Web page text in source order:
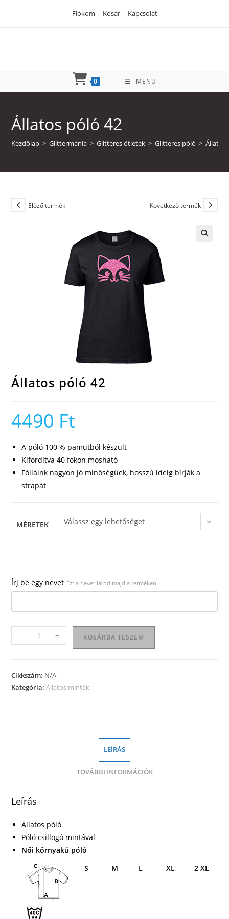
Fiókom Kosár Kapcsolat
0 MENÜ
Állatos póló 42
Kezdőlap > Glittermánia > Glitteres ötletek > Glitteres póló > Állatos
Előző termék Következő termék
Állatos póló 42
4490 Ft
A póló 100 % pamutból készült
Kifordítva 40 fokon mosható
Fóliáink nagyon jó minőségűek, hosszú ideig bírják a
strapát
MÉRETEK Válassz egy lehetőséget
Írj be egy nevet Ezt a nevet látod majd a terméken
póló
mennyiség
- + KOSÁRBA TESZEM
Cikkszám: N/A
Kategória:Állatos minták
LEÍRÁS
TOVÁBBI INFORMÁCIÓK
Leírás
Állatos póló
Póló csillogó mintával
Női környakú póló
S
M L XL 2 XL